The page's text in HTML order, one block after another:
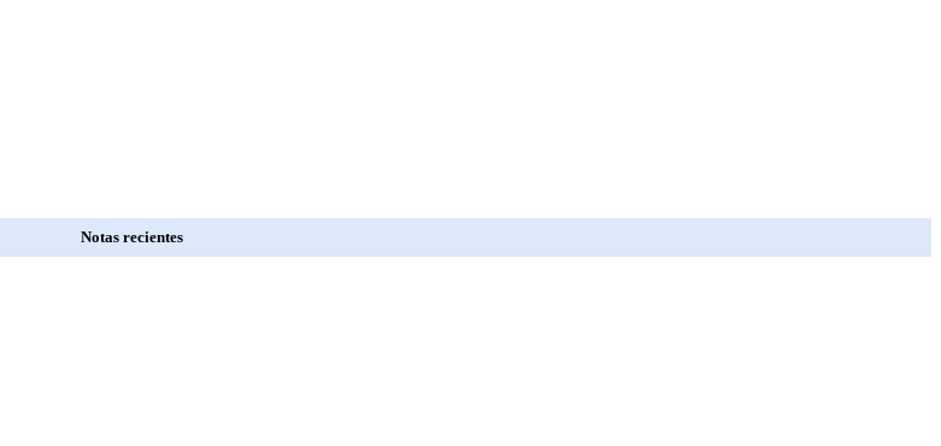
Notas recientes